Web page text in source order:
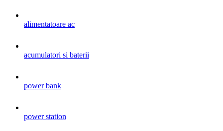
alimentatoare ac
acumulatori si baterii
power bank
power station